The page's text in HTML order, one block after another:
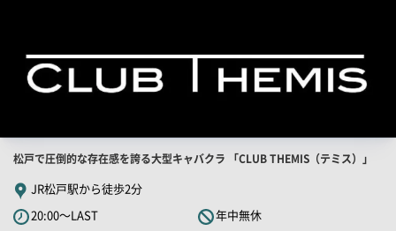
店
舗
PR
キ
松戸で圧倒的な存在感を誇る大型キャバクラ 「CLUB THEMIS（テミス）」
JR松戸駅から徒歩2分
20:00～LAST
年中無休